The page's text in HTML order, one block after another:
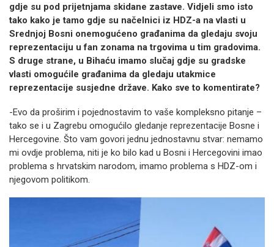
gdje su pod prijetnjama skidane zastave. Vidjeli smo isto
tako kako je tamo gdje su načelnici iz HDZ-a na vlasti u
Srednjoj Bosni onemogućeno građanima da gledaju svoju
reprezentaciju u fan zonama na trgovima u tim gradovima.
S druge strane, u Bihaću imamo slučaj gdje su gradske
vlasti omogućile građanima da gledaju utakmice
reprezentacije susjedne države. Kako sve to komentirate?
-Evo da proširim i pojednostavim to vaše kompleksno pitanje –
tako se i u Zagrebu omogućilo gledanje reprezentacije Bosne i
Hercegovine. Što vam govori jednu jednostavnu stvar: nemamo
mi ovdje problema, niti je ko bilo kad u Bosni i Hercegovini imao
problema s hrvatskim narodom, imamo problema s HDZ-om i
njegovom politikom.